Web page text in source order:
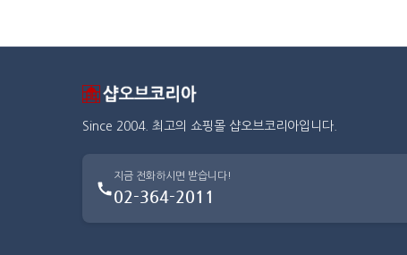
Since 2004. 최고의 쇼핑몰 샵오브코리아입니다.
지금 전화하시면 받습니다!
02-364-2011